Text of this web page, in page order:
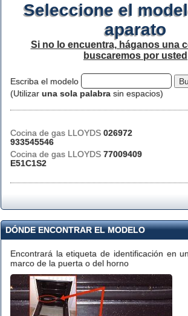
Seleccione el
aparato
Si no lo encuentra, háganos una
buscaremos por usted
Escriba el modelo
(Utilizar una sola palabra sin espacios)
Cocina de gas LLOYDS 026972
933545546
Cocina de gas LLOYDS 77009409
E51C1S2
DÓNDE ENCONTRAR EL MODELO
Encontrará la etiqueta de identificación en
marco de la puerta o del horno